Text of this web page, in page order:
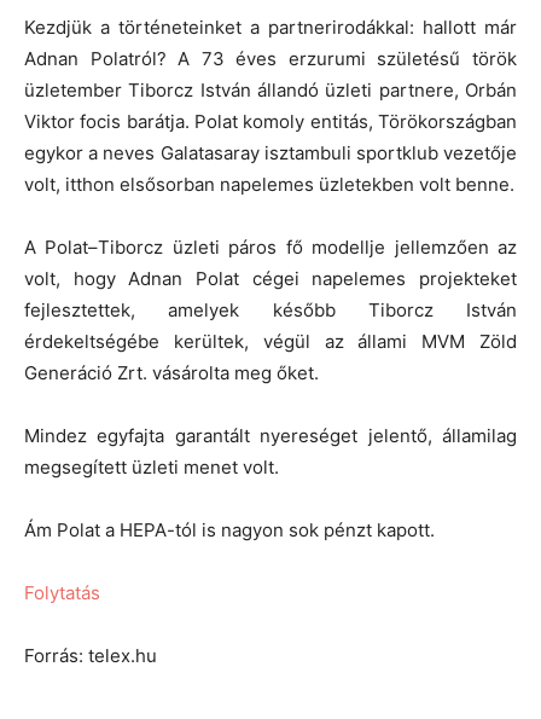
Kezdjük a történeteinket a partnerirodákkal: hallott már
Adnan Polatról? A 73 éves erzurumi születésű török
üzletember Tiborcz István állandó üzleti partnere, Orbán
Viktor focis barátja. Polat komoly entitás, Törökországban
egykor a neves Galatasaray isztambuli sportklub vezetője
volt, itthon elsősorban napelemes üzletekben volt benne.
A Polat–Tiborcz üzleti páros fő modellje jellemzően az
volt, hogy Adnan Polat cégei napelemes projekteket
fejlesztettek, amelyek később Tiborcz István
érdekeltségébe kerültek, végül az állami MVM Zöld
Generáció Zrt. vásárolta meg őket.
Mindez egyfajta garantált nyereséget jelentő, államilag
megsegített üzleti menet volt.
Ám Polat a HEPA-tól is nagyon sok pénzt kapott.
Folytatás
Forrás: telex.hu